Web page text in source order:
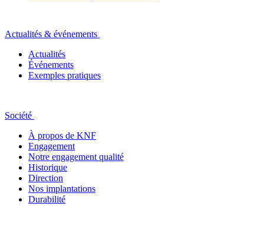
Actualités & événements
Actualités
Événements
Exemples pratiques
Société
À propos de KNF
Engagement
Notre engagement qualité
Historique
Direction
Nos implantations
Durabilité